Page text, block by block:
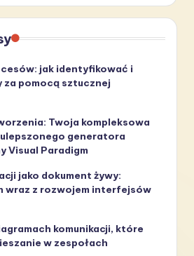
jak identyfikować i
pomocą sztucznej
Twoja kompleksowa
generatora
Visual Paradigm
jako dokument żywy:
wraz z rozwojem interfejsów
komunikacji, które
w zespołach